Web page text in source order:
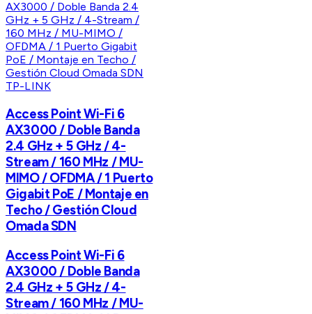
TP-LINK
Access Point Wi-Fi 6
AX3000 / Doble Banda
2.4 GHz + 5 GHz / 4-
Stream / 160 MHz / MU-
MIMO / OFDMA / 1 Puerto
Gigabit PoE / Montaje en
Techo / Gestión Cloud
Omada SDN
Access Point Wi-Fi 6
AX3000 / Doble Banda
2.4 GHz + 5 GHz / 4-
Stream / 160 MHz / MU-